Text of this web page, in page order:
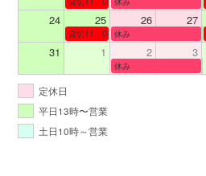
24 25 26 27
貸切11：00～12：00
休み
31 1 2 3
休み
定休日
平日13時〜営業
土日10時～営業